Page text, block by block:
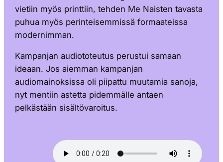
vietiin myös printtiin, tehden Me Naisten tavasta
puhua myös perinteisemmissä formaateissa
modernimman.
Kampanjan audiototeutus perustui samaan
ideaan. Jos aiemman kampanjan
audiomainoksissa oli piipattu muutamia sanoja,
nyt mentiin astetta pidemmälle antaen
pelkästään sisältövaroitus.